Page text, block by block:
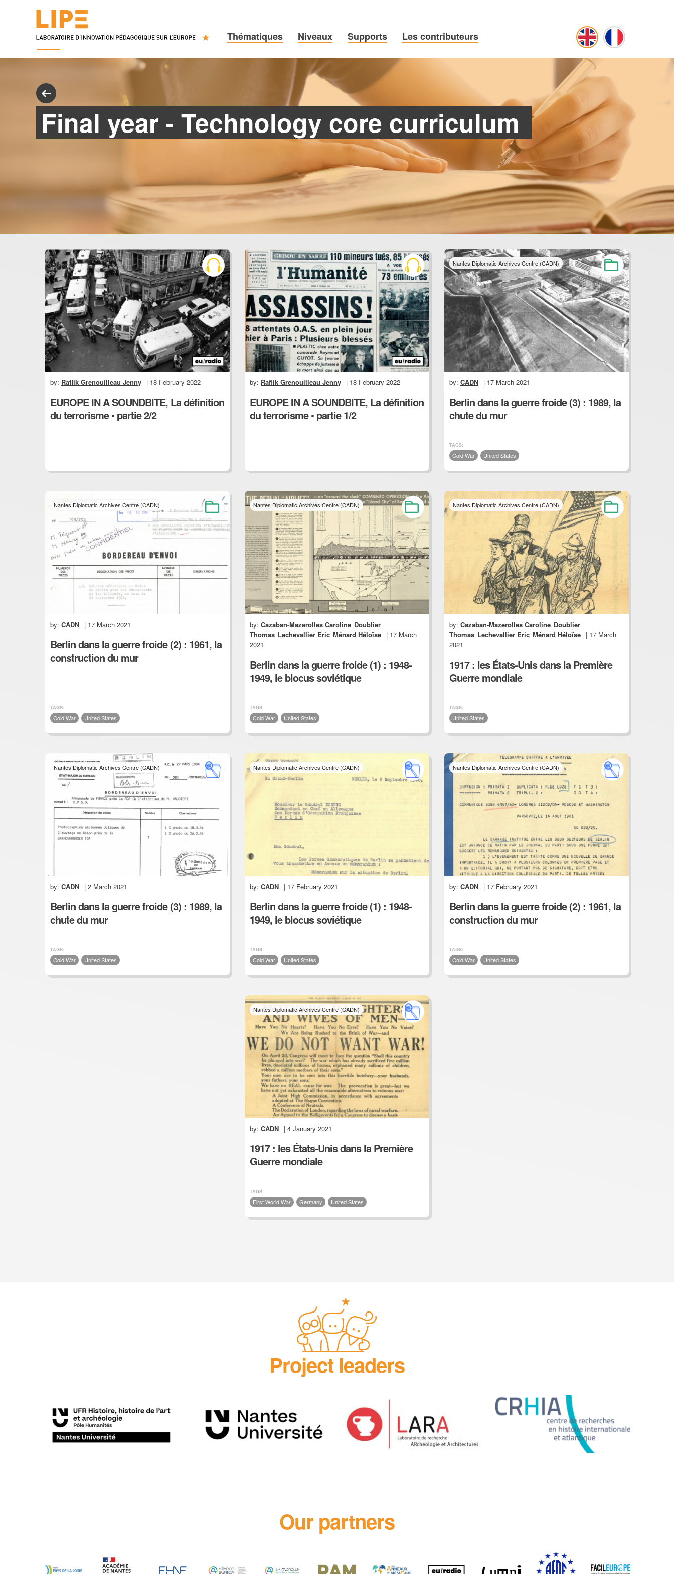
Thématiques Niveaux Supports Les contributeurs
Final year - Technology core curriculum
by: Raflik Grenouilleau Jenny | 18 February 2022
EUROPE IN A SOUNDBITE, La définition
du terrorisme • partie 2/2
by: Raflik Grenouilleau Jenny | 18 February 2022
EUROPE IN A SOUNDBITE, La définition
du terrorisme • partie 1/2
Nantes Diplomatic Archives Centre (CADN)
by: CADN | 17 March 2021
Berlin dans la guerre froide (3) : 1989, la
chute du mur
TAGS:
Cold War United States
Nantes Diplomatic Archives Centre (CADN)
by: CADN | 17 March 2021
Berlin dans la guerre froide (2) : 1961, la
construction du mur
TAGS:
Cold War United States
Nantes Diplomatic Archives Centre (CADN)
by: Cazaban-Mazerolles Caroline Doublier
Thomas Lechevallier Eric Ménard Héloïse | 17 March
2021
Berlin dans la guerre froide (1) : 1948-
1949, le blocus soviétique
TAGS:
Cold War United States
Nantes Diplomatic Archives Centre (CADN)
by: Cazaban-Mazerolles Caroline Doublier
Thomas Lechevallier Eric Ménard Héloïse | 17 March
2021
1917 : les États-Unis dans la Première
Guerre mondiale
TAGS:
United States
Nantes Diplomatic Archives Centre (CADN)
by: CADN | 2 March 2021
Berlin dans la guerre froide (3) : 1989, la
chute du mur
TAGS:
Cold War United States
Nantes Diplomatic Archives Centre (CADN)
by: CADN | 17 February 2021
Berlin dans la guerre froide (1) : 1948-
1949, le blocus soviétique
TAGS:
Cold War United States
Nantes Diplomatic Archives Centre (CADN)
by: CADN | 17 February 2021
Berlin dans la guerre froide (2) : 1961, la
construction du mur
TAGS:
Cold War United States
Nantes Diplomatic Archives Centre (CADN)
by: CADN | 4 January 2021
1917 : les États-Unis dans la Première
Guerre mondiale
TAGS:
First World War Germany United States
Project leaders
Our partners